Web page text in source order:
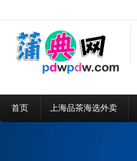
首页 上海品茶海选外卖